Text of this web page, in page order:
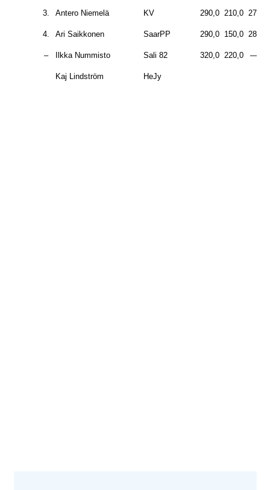
3. Antero Niemelä KV 290,0 210,0 270,0
4. Ari Saikkonen SaarPP 290,0 150,0 280,0
– Ilkka Nummisto Sali 82 320,0 220,0 —–
Kaj Lindström HeJy